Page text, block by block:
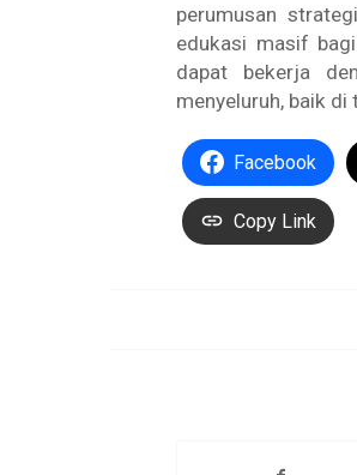
perumusan
edukasi masif
dapat bekerja
menyeluruh, baik di
Facebook
Copy Link